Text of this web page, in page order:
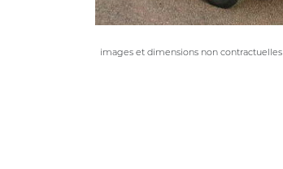
images et dimensions non contractuelles